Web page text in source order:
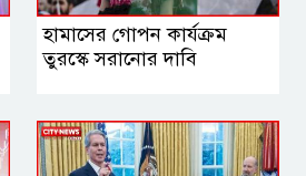
হামাসের গোপন কার্যক্রম
তুরস্কে সরানোর দাবি